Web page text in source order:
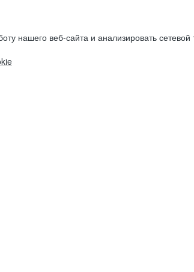
нашего веб-сайта и анализировать сетевой